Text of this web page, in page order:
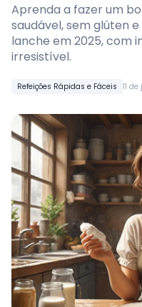
Refeições Rápidas e Fáceis 11
Aprenda a fazer um
saudável, sem glúten
lanche em 2025, com
irresistível.